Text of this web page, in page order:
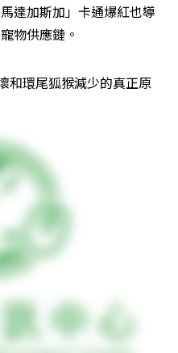
達加斯加」卡通爆紅也導
物供應鏈。
和環尾狐猴減少的真正原